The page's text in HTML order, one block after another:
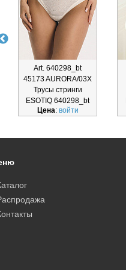
Art. 640298_bt
45173 AURORA/03X
Трусы стринги
ESOTIQ 640298_bt
Цена: войти